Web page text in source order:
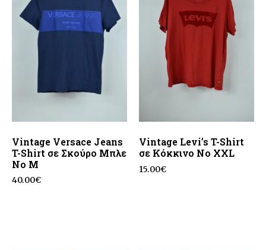
Vintage Versace Jeans
T-Shirt σε Σκούρο Μπλε
No M
40.00€
Vintage Levi’s T-Shirt
σε Κόκκινο No XXL
15.00€